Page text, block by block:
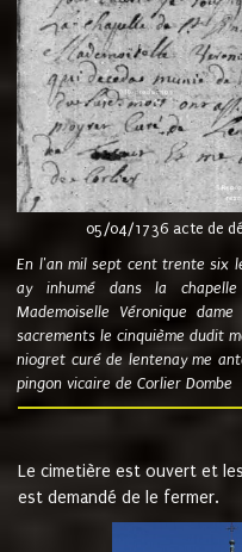
05/04/1736 acte de
En l'an mil sept cent trente six
ay inhumé dans la
Mademoiselle Véronique
sacrements le cinquième dudit
niogret curé de lentenay me
pingon vicaire de Corlier Dombe
Le cimetière est ouvert et
est demandé de le fermer.